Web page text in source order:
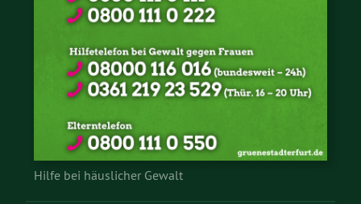
Hilfe bei häuslicher Gewalt